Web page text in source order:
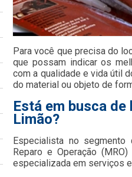
Para você que precisa do
que possam indicar os
com a qualidade e vida útil
do material ou objeto de
Está em busca
Limão?
Especialista no segmento
Reparo e Operação
especializada em serviços